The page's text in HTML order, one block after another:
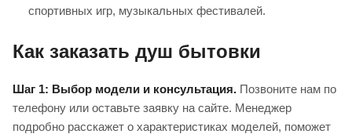
спортивных игр, музыкальных фестивалей.
Как заказать душ бытовки
Шаг 1: Выбор модели и консультация. Позвоните нам по
телефону или оставьте заявку на сайте. Менеджер
подробно расскажет о характеристиках моделей, поможет